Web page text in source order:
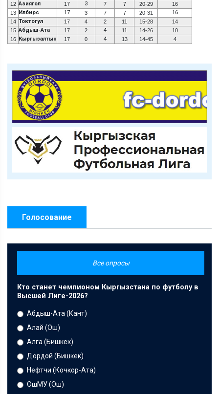
12 Азиягол 17 3 7 7 20-29
16
13
Илбирс 17 3 7 7 20-31 16
14 Токтогул 17 4 2 11 15-28
14
15 Абдыш-Ата 17 2 4 11 14-26
10
16
Кыргызалтын 17 0 4 13 14-45 4
Голосование
Все опросы
Кто станет чемпионом Кыргызстана по футболу в
Высшей Лиге-2026?
Абдыш-Ата (Кант)
Алай (Ош)
Алга (Бишкек)
Дордой (Бишкек)
Нефтчи (Кочкор-Ата)
ОшМУ (Ош)